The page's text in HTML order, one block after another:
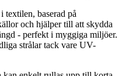
baserad på
och hjälper till att skydda
- perfekt i myggiga miljöer.
strålar tack vare UV-